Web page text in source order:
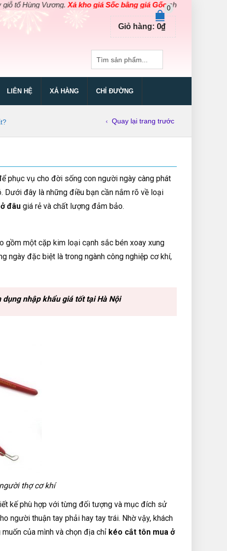
Vương.Xả kho giá Sốc bằng giá Gốccho các sản phẩm dụng cụ
0
Giỏ hàng: 0₫
LIÊN HỆ XẢ HÀNG CHỈ ĐƯỜNG
Quay lại trang trước
phục vụ cho đời sống con người ngày càng phát
Dưới đây là những điều bạn cần nắm rõ về loại
đâugiá rẻ và chất lượng đảm bảo.
gồm một cặp kim loại cạnh sắc bén xoay xung
ngày đặc biệt là trong ngành công nghiệp cơ khí,
nhập khẩu giá tốt tại Hà Nội
thợ cơ khí
kế phù hợp với từng đối tượng và mục đích sử
người thuận tay phải hay tay trái. Nhờ vậy, khách
của mình và chọn địa chỉ kéo cắt tôn mua ở